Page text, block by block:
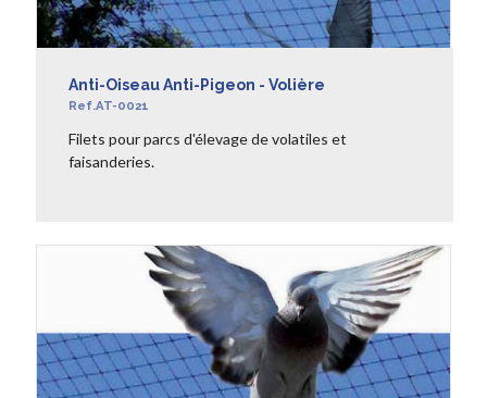
Anti-Oiseau Anti-Pigeon - Volière
Ref.AT-0021
Filets pour parcs d'élevage de volatiles et
faisanderies.